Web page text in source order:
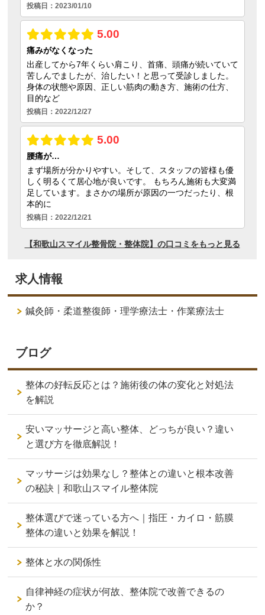
求人情報
鍼灸師・柔道整復師・理学療法士・作業療法士
ブログ
整体の好転反応とは？施術後の体の変化と対処法
を解説
安いマッサージと高い整体、どっちが良い？違い
と選び方を徹底解説！
マッサージは効果なし？整体との違いと根本改善
の秘訣｜和歌山スマイル整体院
整体選びで迷っている方へ｜指圧・カイロ・筋膜
整体の違いと効果を解説！
整体と水の関係性
自律神経の症状が何故、整体院で改善できるの
か？